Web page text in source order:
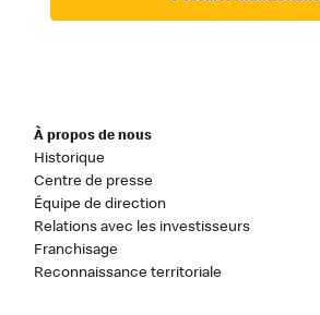
À propos de nous
Historique
Centre de presse
Équipe de direction
Relations avec les investisseurs
Franchisage
Reconnaissance territoriale